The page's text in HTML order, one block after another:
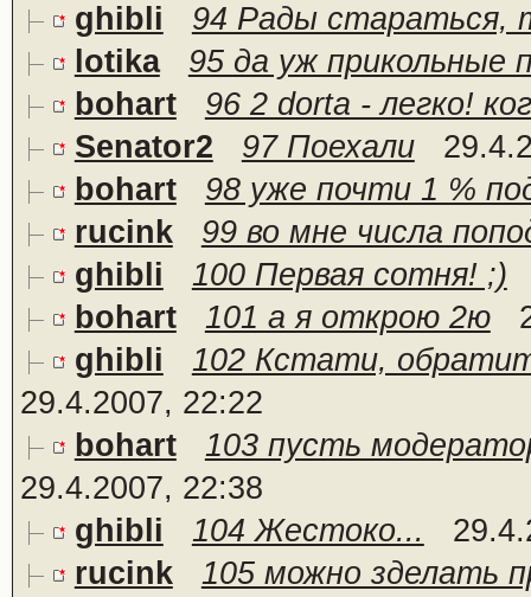
ghibli
94 Рады стараться,
lotika
95 да уж прикольные
bohart
96 2 dorta - легко!
Senator2
97 Поехали
bohart
98 уже почти 1 %
rucink
99 во мне числа
ghibli
100 Первая сотня! ;)
bohart
101 а я открою 2ю
ghibli
102 Кстати,
29.4.2007, 22:22
bohart
103 пусть
29.4.2007, 22:38
ghibli
104 Жестоко...
rucink
105 можно зделать